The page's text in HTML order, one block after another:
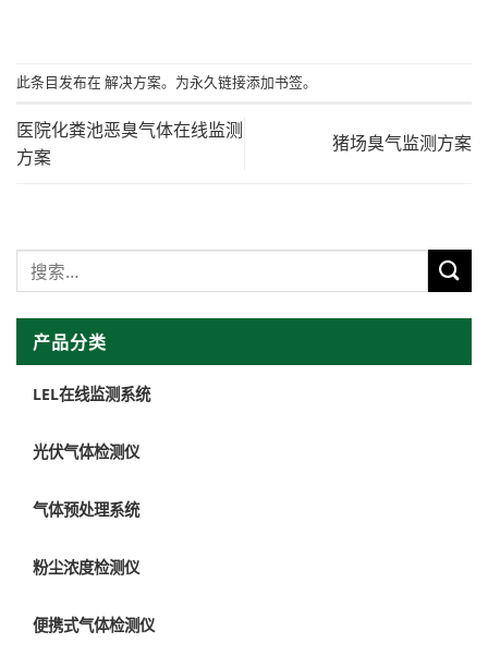
产品分类
LEL在线监测系统
光伏气体检测仪
气体预处理系统
粉尘浓度检测仪
便携式气体检测仪
此条目发布在 解决方案。为永久链接添加书签。
医院化粪池恶臭气体在线监测
方案
猪场臭气监测方案